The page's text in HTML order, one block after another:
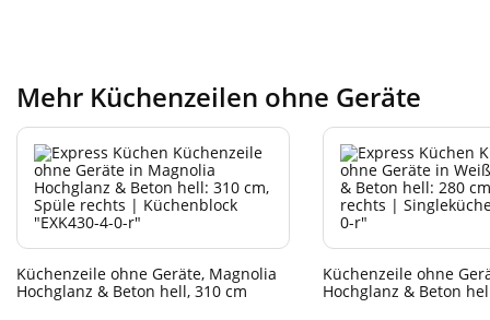
Mehr Küchenzeilen ohne Geräte
Küchenzeile ohne Geräte, Magnolia
Hochglanz & Beton hell, 310 cm
Küchenzeile ohne
Hochglanz & Beton